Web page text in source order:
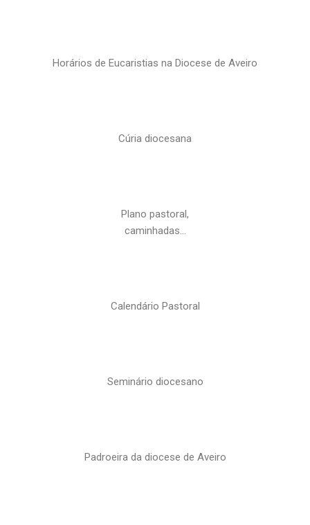
Horários de Eucaristias na Diocese de Aveiro
Cúria diocesana
Plano pastoral,
caminhadas…
Calendário Pastoral
Seminário diocesano
Padroeira da diocese de Aveiro